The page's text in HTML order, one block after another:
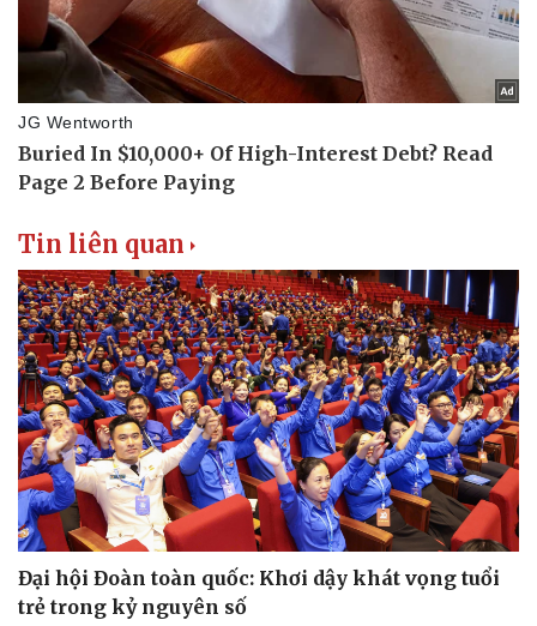
Tin liên quan
Đại hội Đoàn toàn quốc: Khơi dậy khát vọng tuổi
trẻ trong kỷ nguyên số